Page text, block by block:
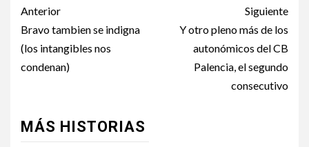
Anterior
Bravo tambien se indigna
(los intangibles nos
condenan)
Siguiente
Y otro pleno más de los
autonómicos del CB
Palencia, el segundo
consecutivo
MÁS HISTORIAS